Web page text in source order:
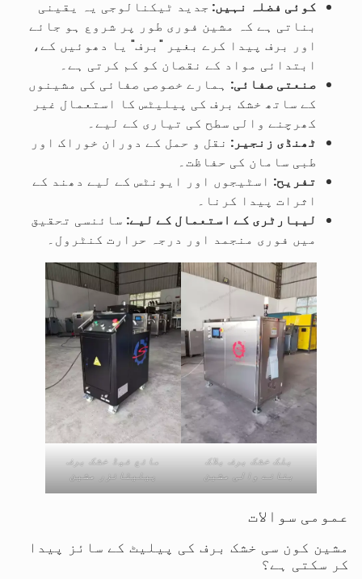
کوئی فضلہ نہیں: جدید ٹیکنالوجی یہ یقینی
بناتی ہے کہ مشین فوری طور پر شروع ہو جائے
اور برف پیدا کرے بغیر "برف" یا دھوئیں کے،
ابتدائی مواد کے نقصان کو کم کرتی ہے۔
صنعتی صفائی: ہمارے خصوصی صفائی کی مشینوں
کے ساتھ خشک برف کی پیلیٹس کا استعمال غیر
کھرچنے والی سطح کی تیاری کے لیے۔
ٹھنڈی زنجیر: نقل و حمل کے دوران خوراک اور
طبی سامان کی حفاظت۔
تفریح: اسٹیجوں اور ایونٹس کے لیے دھند کے
اثرات پیدا کرنا۔
لیبارٹری کے استعمال کے لیے: سائنسی تحقیق
میں فوری منجمد اور درجہ حرارت کنٹرول۔
بلک خشک برف بلاک
بنانے والی مشین
مائع فیڈ خشک برف
پیلیٹائزر مشین
عمومی سوالات
مشین کون سی خشک برف کی پیلیٹ کے سائز پیدا
کر سکتی ہے؟